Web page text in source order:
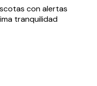
con alertas
tranquilidad